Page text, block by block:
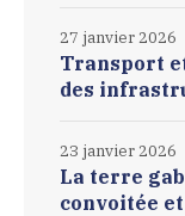
Transport
des
27 janvier 2026
La terre
convoitée
23 janvier 2026